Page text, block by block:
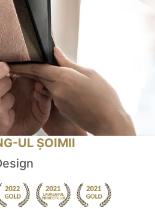
UL ȘOIMII